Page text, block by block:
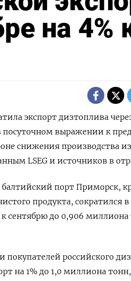
на 4%
экспорт дизтоплива
посуточном выражении к
снижения производства
LSEG и источников в
балтийский порт Приморск,
продукта, сократился
сентябрю до 0,906
покупателей российского
на 1% до 1,0 миллиона